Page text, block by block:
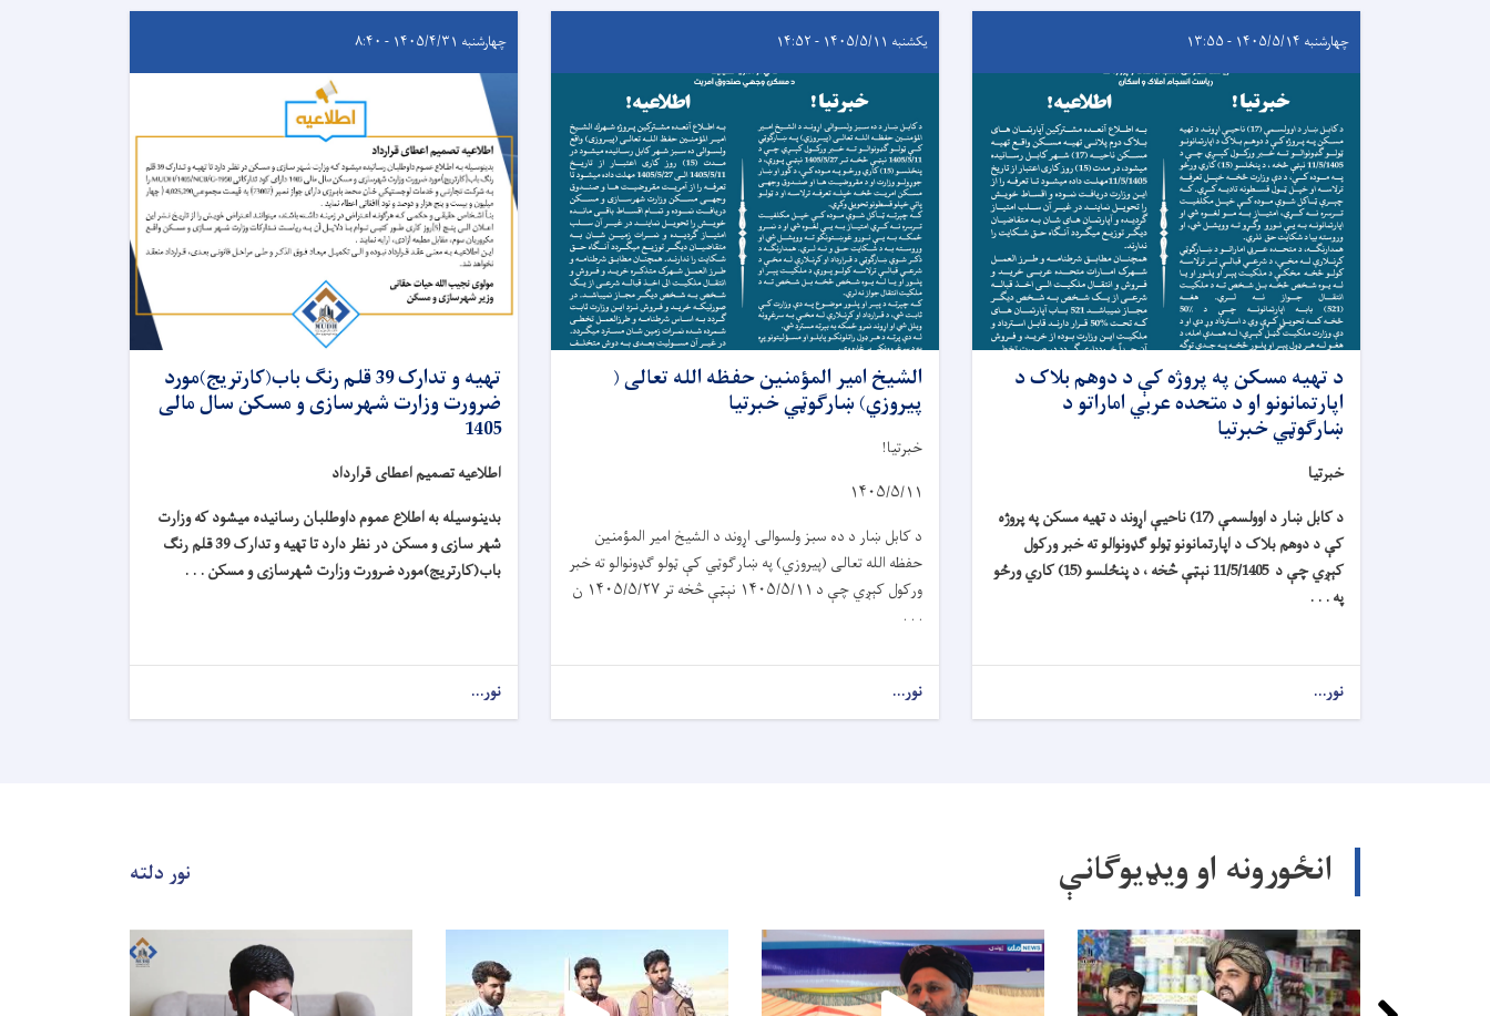
چهارشنبه ۱۴۰۵/۵/۱۴ - ۱۳:۵۵
د تهیه مسکن په پروژه کې د دوهم بلاک د
اپارتمانونو او د متحده عربي اماراتو د
ښارګوټي خبرتیا
خبرتیا
د کابل ښار د اوولسمې (17) ناحیې اړوند د تهیه مسکن په پروژه
کې د دوهم بلاک د اپارتمانونو ټولو ګډونوالو ته خبر ورکول
کېږي چې د 11/5/1405 نېټې څخه ، د پنځلسو (15) کاري ورځو
په . . .
نور...
یکشنبه ۱۴۰۵/۵/۱۱ - ۱۴:۵۲
الشیخ امیر المؤمنین حفظه الله تعالی (
پیروزي) ښارګوټي خبرتیا
خبرتیا!
۱۴۰۵/۵/۱۱
د کابل ښار د ده سبز ولسوالۍاړوند د الشيخ امير المؤمنين
حفظه الله تعالی (پیروزي) په ښارګوټيکې ټولو گډونوالو ته خبر
ورکول کېږي چې د ۱۴۰۵/۵/۱۱ نېټې څخه تر۱۴۰۵/۵/۲۷ ن
. . .
نور...
چهارشنبه ۱۴۰۵/۴/۳۱ - ۸:۴۰
تهیه و تدارک 39 قلم رنگ باب(کارتریج)مورد
ضرورت وزارت شهرسازی و مسکن سال مالی
1405
اطلاعیه تصمیم اعطای قرارداد
بدینوسیله به اطلاع عموم داوطلبان رسانیده میشود که وزارت
شهر سازی و مسکن در نظر دارد تا تهیه و تدارک 39 قلم رنگ
باب(کارتریج)مورد ضرورت وزارت شهرسازی و مسکن . . .
نور...
انځورونه او ویډیوګانې نور دلته